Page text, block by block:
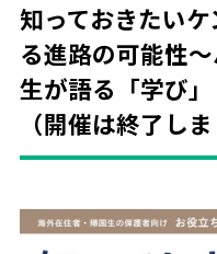
知っておきたい
る進路の可能性
生が語る「学び
（開催は終了しま